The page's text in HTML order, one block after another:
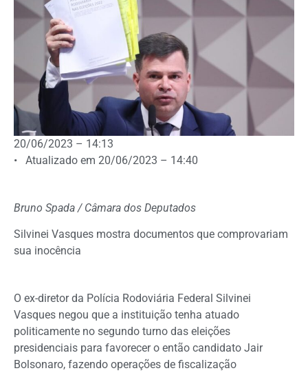
20/06/2023 – 14:13
• Atualizado em 20/06/2023 – 14:40
Bruno Spada / Câmara dos Deputados
Silvinei Vasques mostra documentos que comprovariam
sua inocência
O ex-diretor da Polícia Rodoviária Federal Silvinei
Vasques negou que a instituição tenha atuado
politicamente no segundo turno das eleições
presidenciais para favorecer o então candidato Jair
Bolsonaro, fazendo operações de fiscalização